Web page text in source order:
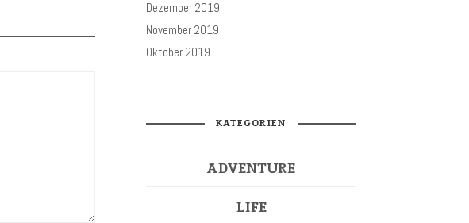
Dezember 2019
November 2019
Oktober 2019
KATEGORIEN
ADVENTURE
LIFE